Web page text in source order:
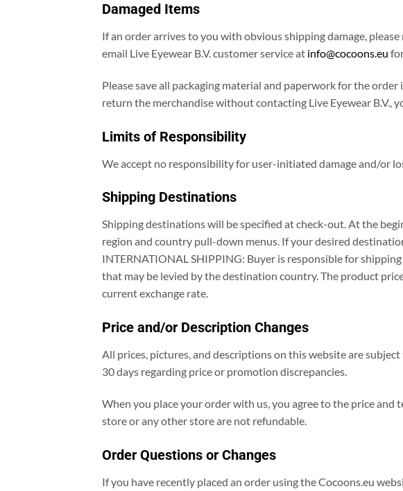
Damaged Items
If an order arrives to you with obvious shipping damage,
email Live Eyewear B.V. customer service at info@cocoons.eu
Please save all packaging material and paperwork for the
return the merchandise without contacting Live Eyewear B.V.,
Limits of Responsibility
We accept no responsibility for user-initiated damage and/or
Shipping Destinations
Shipping destinations will be specified at check-out. At the
region and country pull-down menus. If your desired
INTERNATIONAL SHIPPING: Buyer is responsible for
that may be levied by the destination country. The product
current exchange rate.
Price and/or Description Changes
All prices, pictures, and descriptions on this website are
30 days regarding price or promotion discrepancies.
When you place your order with us, you agree to the price
store or any other store are not refundable.
Order Questions or Changes
If you have recently placed an order using the Cocoons.eu